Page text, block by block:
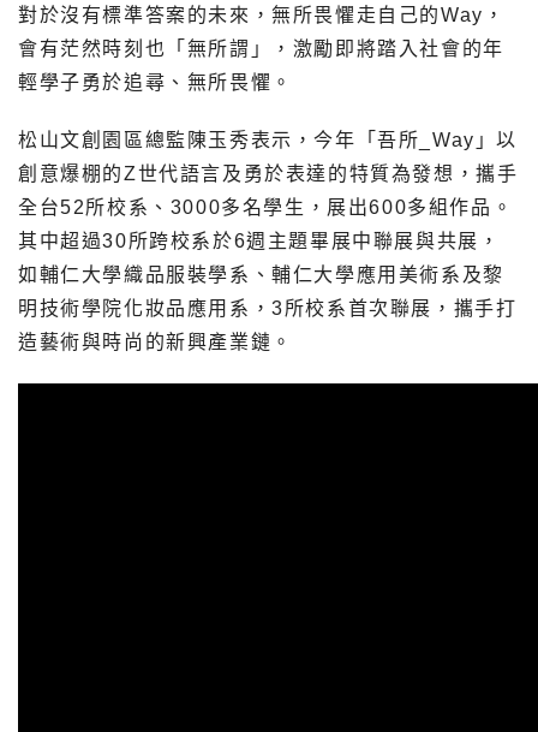
對於沒有標準答案的未來，無所畏懼走自己的Way，
會有茫然時刻也「無所謂」，激勵即將踏入社會的年
輕學子勇於追尋、無所畏懼。
松山文創園區總監陳玉秀表示，今年「吾所_Way」以
創意爆棚的Z世代語言及勇於表達的特質為發想，攜手
全台52所校系、3000多名學生，展出600多組作品。
其中超過30所跨校系於6週主題畢展中聯展與共展，
如輔仁大學織品服裝學系、輔仁大學應用美術系及黎
明技術學院化妝品應用系，3所校系首次聯展，攜手打
造藝術與時尚的新興產業鏈。